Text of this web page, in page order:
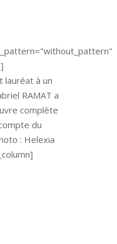
lauréat à un
RAMAT a
complète
du
: Helexia